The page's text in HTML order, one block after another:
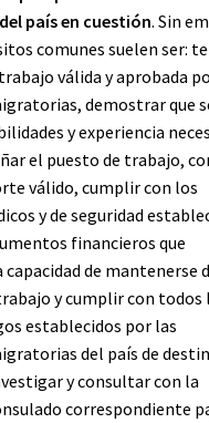
país en cuestión. Sin
comunes suelen ser:
válida y aprobada
demostrar que
y experiencia
el puesto de trabajo,
válido, cumplir con los
y de seguridad
financieros que
de mantenerse
y cumplir con todos
establecidos por las
del país de
y consultar con la
correspondiente